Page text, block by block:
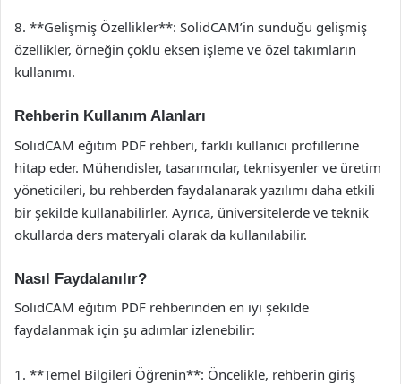
8. **Gelişmiş Özellikler**: SolidCAM’in sunduğu gelişmiş
özellikler, örneğin çoklu eksen işleme ve özel takımların
kullanımı.
Rehberin Kullanım Alanları
SolidCAM eğitim PDF rehberi, farklı kullanıcı profillerine
hitap eder. Mühendisler, tasarımcılar, teknisyenler ve üretim
yöneticileri, bu rehberden faydalanarak yazılımı daha etkili
bir şekilde kullanabilirler. Ayrıca, üniversitelerde ve teknik
okullarda ders materyali olarak da kullanılabilir.
Nasıl Faydalanılır?
SolidCAM eğitim PDF rehberinden en iyi şekilde
faydalanmak için şu adımlar izlenebilir:
1. **Temel Bilgileri Öğrenin**: Öncelikle, rehberin giriş